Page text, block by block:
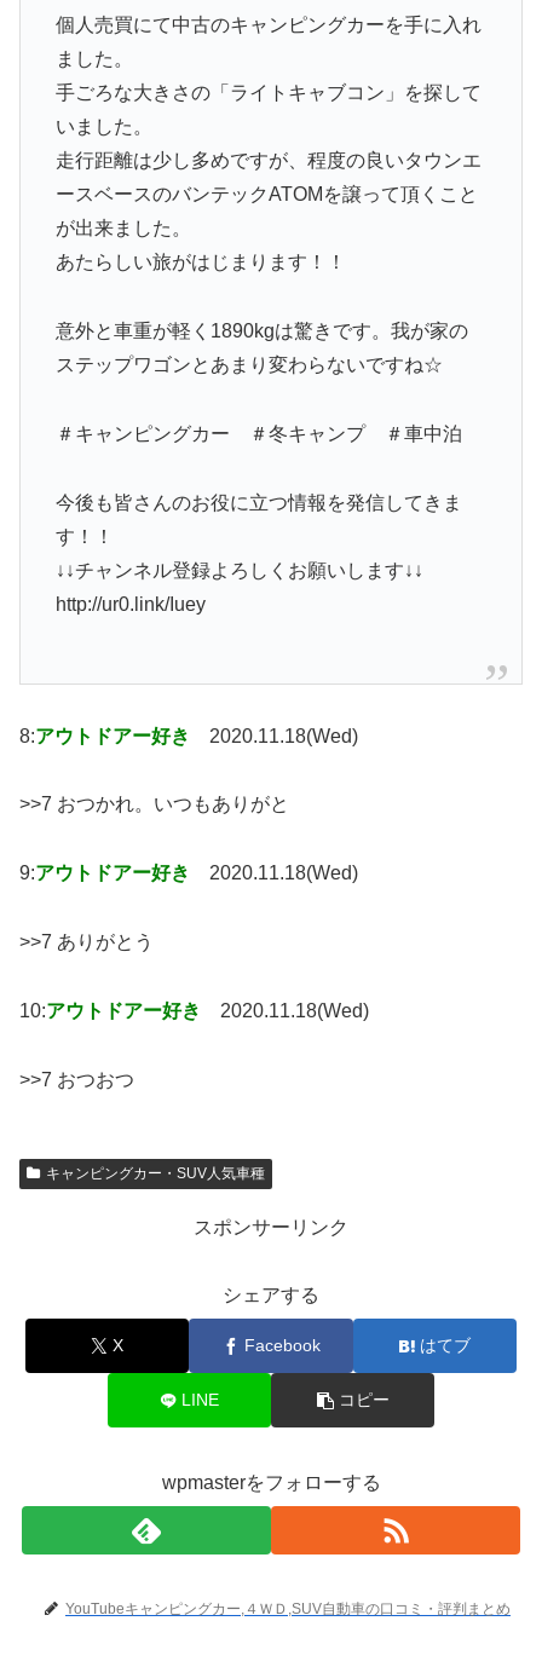
個人売買にて中古のキャンピングカーを手に入れ
ました。
手ごろな大きさの「ライトキャブコン」を探して
いました。
走行距離は少し多めですが、程度の良いタウンエ
ースベースのバンテックATOMを譲って頂くこと
が出来ました。
あたらしい旅がはじまります！！
意外と車重が軽く1890kgは驚きです。我が家の
ステップワゴンとあまり変わらないですね☆
＃キャンピングカー ＃冬キャンプ ＃車中泊
今後も皆さんのお役に立つ情報を発信してきま
す！！
↓↓チャンネル登録よろしくお願いします↓↓
http://ur0.link/Iuey
8:アウトドアー好き 2020.11.18(Wed)
>>7 おつかれ。いつもありがと
9:アウトドアー好き 2020.11.18(Wed)
>>7 ありがとう
10:アウトドアー好き 2020.11.18(Wed)
>>7 おつおつ
キャンピングカー・SUV人気車種
スポンサーリンク
シェアする
X Facebook はてブ
LINE コピー
wpmasterをフォローする
YouTubeキャンピングカー,４ＷＤ,SUV自動車の口コミ・評判まとめ